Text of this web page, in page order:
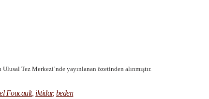
Tez Merkezi’nde yayınlanan özetinden alınmıştır.
Foucault, iktidar, beden